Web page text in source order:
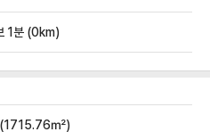
1분 (0km)
1715.76㎡)